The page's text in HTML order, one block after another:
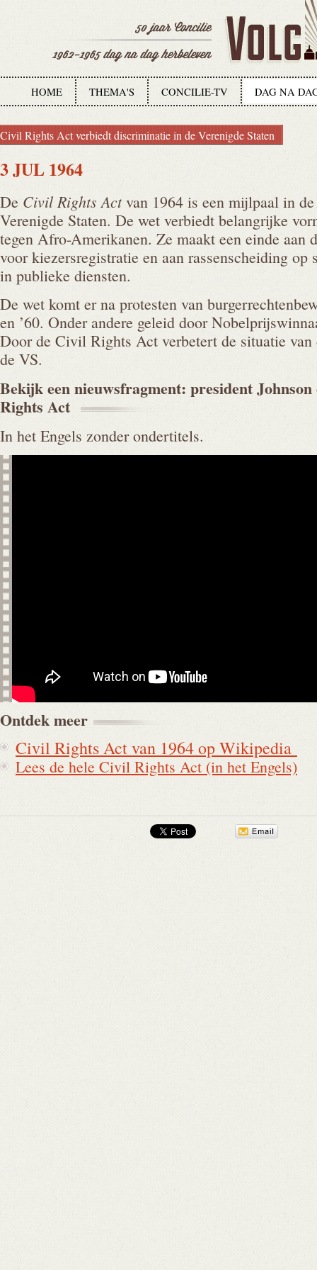
HOME THEMA'S CONCILIE-TV DAG NA
Civil Rights Act verbiedt discriminatie in de Verenigde Staten
3 JUL 1964
DeCivil Rights Actvan 1964 is een mijlpaal in
Verenigde Staten. De wet verbiedt belangrijke
tegen Afro-Amerikanen. Ze maakt een einde aan
voor kiezersregistratie en aan rassenscheiding op
in publieke diensten.
De wet komt er na protesten van
en ’60. Onder andere geleid door
Door de Civil Rights Act verbetert de situatie
de VS.
Bekijk een nieuwsfragment: president
Rights Act
In het Engels zonder ondertitels.
Ontdekmeer
Civil Rights Act van 1964 op Wikipedia
Lees de hele Civil Rights Act (in het Engels)